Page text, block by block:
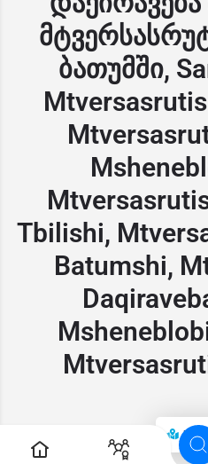
ბათუმში,
Tbilishi,
Batumshi,
Map